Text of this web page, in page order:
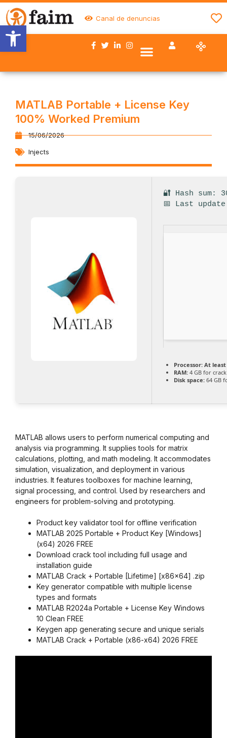
Abrir barra de herramientas
Canal de denuncias
MATLAB Portable + License Key
100% Worked Premium
15/06/2026
Injects
🔐 Hash sum:
📅 Last
Processor: At least
RAM: 4 GB for
Disk space: 64 GB
MATLAB allows users to perform numerical computing and
analysis via programming. It supplies tools for matrix
calculations, plotting, and math modeling. It accommodates
simulation, visualization, and deployment in various
industries. It features toolboxes for machine learning,
signal processing, and control. Used by researchers and
engineers for problem-solving and prototyping.
Product key validator tool for offline verification
MATLAB 2025 Portable + Product Key [Windows]
(x64) 2026 FREE
Download crack tool including full usage and
installation guide
MATLAB Crack + Portable [Lifetime] [x86x64] .zip
Key generator compatible with multiple license
types and formats
MATLAB R2024a Portable + License Key Windows
10 Clean FREE
Keygen app generating secure and unique serials
MATLAB Crack + Portable (x86-x64) 2026 FREE